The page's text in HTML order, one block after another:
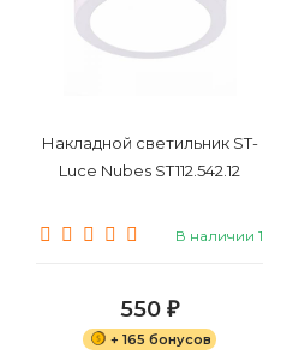
Накладной светильник ST-
Luce Nubes ST112.542.12
В наличии 1
550 ₽
+ 165 бонусов